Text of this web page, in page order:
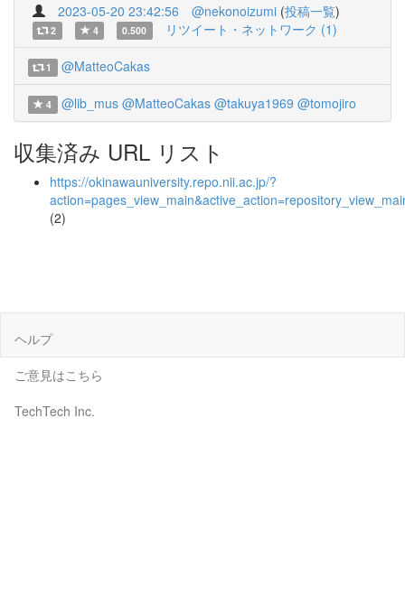
2023-05-20 23:42:56 @nekonoizumi (投稿一覧)
2 4 0.500 リツイート・ネットワーク (1)
1 @MatteoCakas
4 @lib_mus @MatteoCakas @takuya1969 @tomojiro
収集済み URL リスト
https://okinawauniversity.repo.nii.ac.jp/?
(2)
ヘルプ
ご意見はこちら
TechTech Inc.